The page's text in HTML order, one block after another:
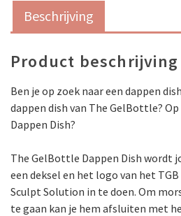
Beschrijving
Product beschrijving
Ben je op zoek naar een dappen
dappen dish van The GelBottle?
Dappen Dish?
The GelBottle Dappen Dish wordt
een deksel en het logo van het
Sculpt Solution in te doen. Om
te gaan kan je hem afsluiten met